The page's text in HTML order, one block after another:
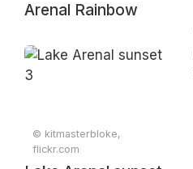
Arenal Rainbow
© kitmasterbloke,
flickr.com